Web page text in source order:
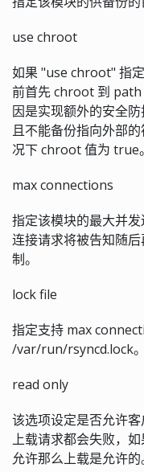
use chroot
如果 "use chroot" 指
前首先 chroot 到 path
因是实现额外的安全
且不能备份指向外部
况下 chroot 值为 true。
max connections
指定该模块的最大并
连接请求将被告知随
制。
lock file
指定支持 max
/var/run/rsyncd.lock。
read only
该选项设定是否允许
上载请求都会失败，
允许那么上载是允许